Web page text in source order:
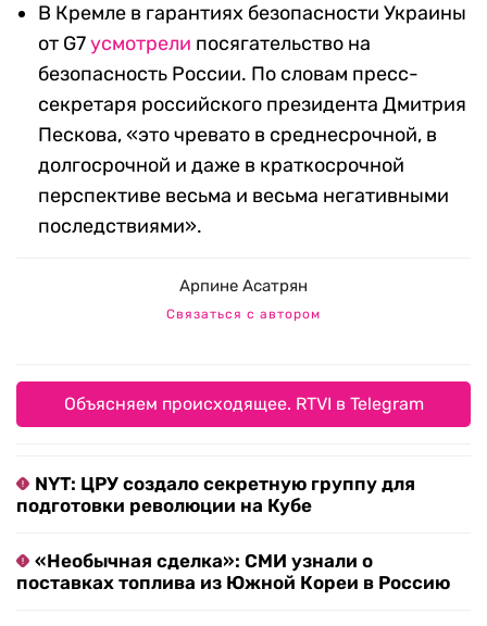
В Кремле в гарантиях безопасности Украины
от G7усмотрели посягательство на
безопасность России. По словам пресс-
секретаря российского президента Дмитрия
Пескова, «это чревато в среднесрочной, в
долгосрочной и даже в краткосрочной
перспективе весьма и весьма негативными
последствиями».
Арпине Асатрян
Связаться с автором
Объясняем происходящее. RTVI в Telegram
NYT: ЦРУ создало секретную группу для
подготовки революции на Кубе
«Необычная сделка»: СМИ узнали о
поставках топлива из Южной Кореи в Россию